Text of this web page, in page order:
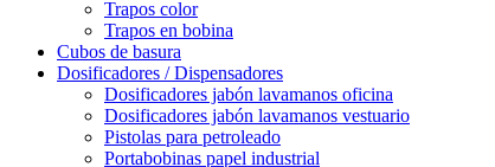
Trapos color
Trapos en bobina
Cubos de basura
Dosificadores / Dispensadores
Dosificadores jabón lavamanos oficina
Dosificadores jabón lavamanos vestuario
Pistolas para petroleado
Portabobinas papel industrial